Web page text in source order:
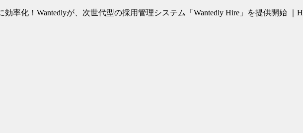
率化！Wantedlyが、次世代型の採用管理システム「Wantedly Hire」を提供開始 ｜